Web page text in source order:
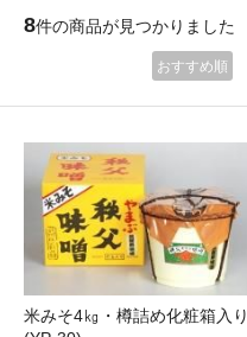
8件の商品が見つかりました
おすすめ順
米みそ4㎏・樽詰め化粧箱入り